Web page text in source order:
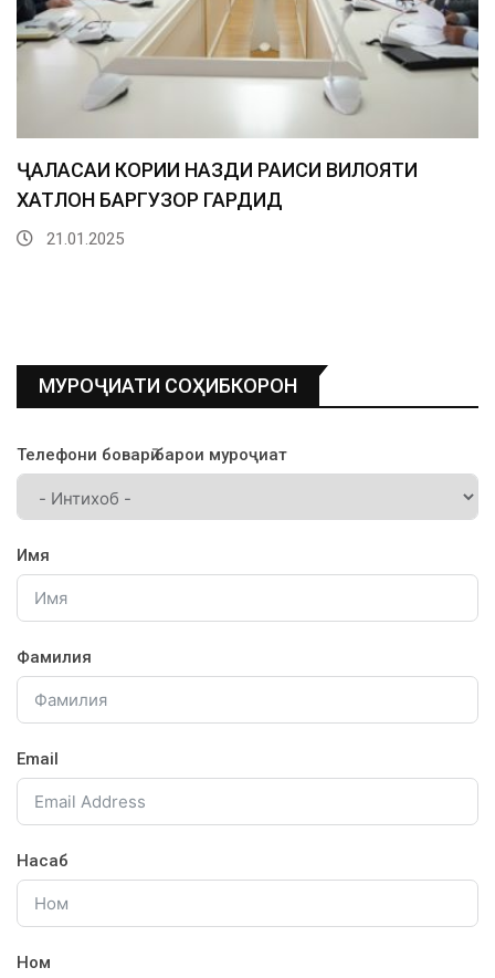
МУРОҶИАТИ СОҲИБКОРОН
Телефони боварӣ барои муроҷиат
Имя
Фамилия
Email
Насаб
Ном